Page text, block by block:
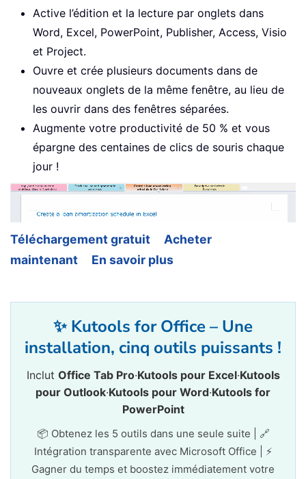
Active l’édition et la lecture par onglets dans
Word, Excel, PowerPoint, Publisher, Access, Visio
et Project.
Ouvre et crée plusieurs documents dans de
nouveaux onglets de la même fenêtre, au lieu de
les ouvrir dans des fenêtres séparées.
Augmente votre productivité de 50 % et vous
épargne des centaines de clics de souris chaque
jour !
Téléchargement gratuit
Acheter
maintenant
En savoir plus
✨ Kutools for Office – Une
installation, cinq outils puissants !
Inclut Office Tab Pro·Kutools pour Excel·Kutools
pour Outlook·Kutools pour Word·Kutools for
PowerPoint
📦 Obtenez les 5 outils dans une seule suite | 🔗
Intégration transparente avec Microsoft Office | ⚡
Gagner du temps et boostez immédiatement votre